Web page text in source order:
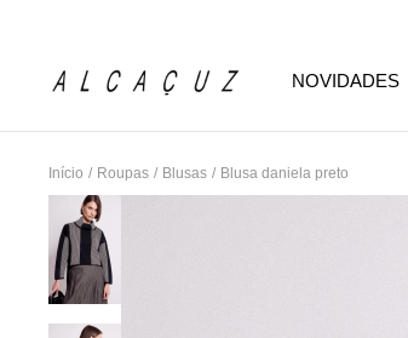
NOVIDADES
Início / Roupas / Blusas / Blusa daniela preto